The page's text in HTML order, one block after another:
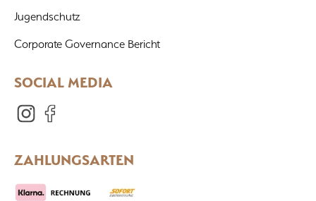
Jugendschutz
Corporate Governance Bericht
SOCIAL MEDIA
ZAHLUNGSARTEN